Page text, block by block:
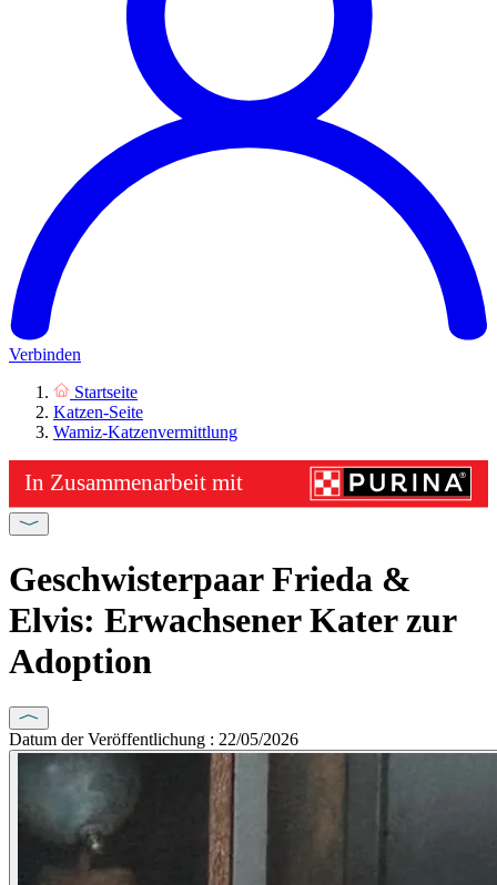
Verbinden
Startseite
Katzen-Seite
Wamiz-Katzenvermittlung
Geschwisterpaar Frieda &
Elvis: Erwachsener Kater zur
Adoption
Datum der Veröffentlichung : 22/05/2026